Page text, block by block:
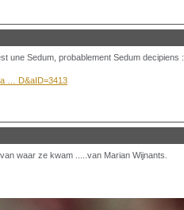
une Sedum, probablement Sedum decipiens :
… D&aID=3413
waar ze kwam .....van Marian Wijnants.